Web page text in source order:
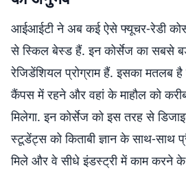
आईआईटी ने अब कई ऐसे फ्यूचर-रेडी
से स्किल बेस्ड हैं. इन कोर्सेज का सबसे
रेजिडेंशियल प्रोग्राम हैं. इसका
कैंपस में रहने और वहां के माहौल को
मिलेगा. इन कोर्सेज को इस तरह से
स्टूडेंट्स को किताबी ज्ञान के साथ-साथ
मिले और वे सीधे इंडस्ट्री में काम करने